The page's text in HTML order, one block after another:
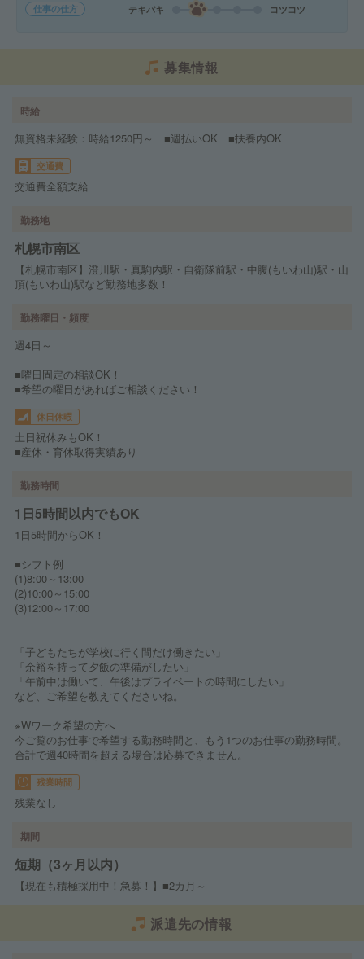
仕事の仕方 テキパキ コツコツ
募集情報
時給
無資格未経験：時給1250円～ ■週払いOK ■扶養内OK
交通費
交通費全額支給
勤務地
札幌市南区
【札幌市南区】澄川駅・真駒内駅・自衛隊前駅・中腹(もいわ山)駅・山
頂(もいわ山)駅など勤務地多数！
勤務曜日・頻度
週4日～
■曜日固定の相談OK！
■希望の曜日があればご相談ください！
休日休暇
土日祝休みもOK！
■産休・育休取得実績あり
勤務時間
1日5時間以内でもOK
1日5時間からOK！
■シフト例
(1)8:00～13:00
(2)10:00～15:00
(3)12:00～17:00
「子どもたちが学校に行く間だけ働きたい」
「余裕を持って夕飯の準備がしたい」
「午前中は働いて、午後はプライベートの時間にしたい」
など、ご希望を教えてくださいね。
※Wワーク希望の方へ
今ご覧のお仕事で希望する勤務時間と、もう1つのお仕事の勤務時間。
合計で週40時間を超える場合は応募できません。
残業時間
残業なし
期間
短期（3ヶ月以内）
【現在も積極採用中！急募！】■2カ月～
派遣先の情報